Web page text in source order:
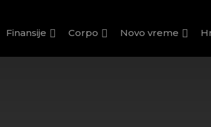
Finansije Corpo Novo vreme